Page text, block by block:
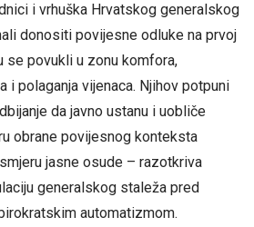
i vrhuška Hrvatskog generalskog
donositi povijesne odluke na prvoj
se povukli u zonu komfora,
i polaganja vijenaca. Njihov potpuni
da javno ustanu i uobliče
obrane povijesnog konteksta
jasne osude – razotkriva
generalskog staleža pred
automatizmom.